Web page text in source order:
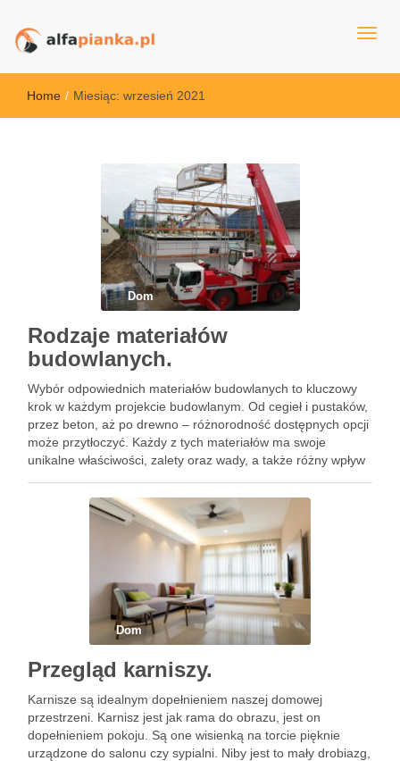
alfapianka.pl
Home / Miesiąc: wrzesień 2021
Dom
Rodzaje materiałów
budowlanych.
Wybór odpowiednich materiałów budowlanych to kluczowy
krok w każdym projekcie budowlanym. Od cegieł i pustaków,
przez beton, aż po drewno – różnorodność dostępnych opcji
może przytłoczyć. Każdy z tych materiałów ma swoje
unikalne właściwości, zalety oraz wady, a także różny wpływ
najlepsze dla …
Dom
Przegląd karniszy.
Karnisze są idealnym dopełnieniem naszej domowej
przestrzeni. Karnisz jest jak rama do obrazu, jest on
dopełnieniem pokoju. Są one wisienką na torcie pięknie
urządzone do salonu czy sypialni. Niby jest to mały drobiazg,